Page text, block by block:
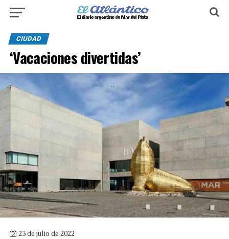
CIUDAD
‘Vacaciones divertidas’
23 de julio de 2022